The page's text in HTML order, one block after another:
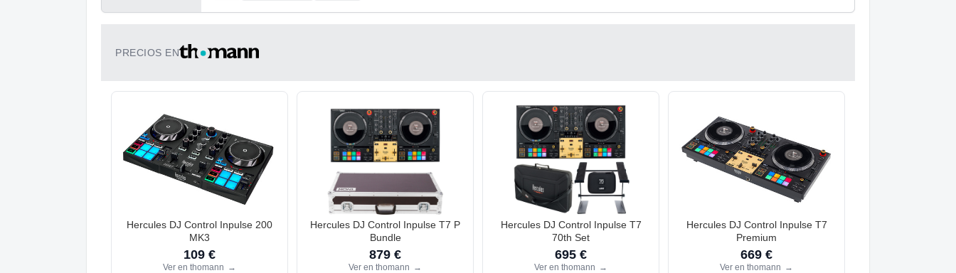
PRECIOS EN
Hercules DJ Control Inpulse 200
MK3
109 €
Ver en thomann →
Hercules DJ Control Inpulse T7 P
Bundle
879 €
Ver en thomann →
Hercules DJ Control Inpulse T7
70th Set
695 €
Ver en thomann →
Hercules DJ Control Inpulse T7
Premium
669 €
Ver en thomann →